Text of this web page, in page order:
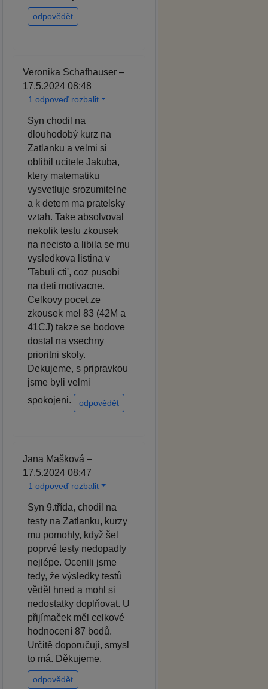
odpovědět
Veronika Schafhauser –
17.5.2024 08:48
1 odpoveď rozbalit
Syn chodil na
dlouhodobý kurz na
Zatlanku a velmi si
oblibil ucitele Jakuba,
ktery matematiku
vysvetluje srozumitelne
a k detem ma pratelsky
vztah. Take absolvoval
nekolik testu zkousek
na necisto a libila se mu
vysledkova listina v
'Tabuli cti', coz pusobi
na deti motivacne.
Celkovy pocet ze
zkousek mel 83 (42M a
41CJ) takze se bodove
dostal na vsechny
prioritni skoly.
Dekujeme, s pripravkou
jsme byli velmi
spokojeni.
odpovědět
Jana Mašková –
17.5.2024 08:47
1 odpoveď rozbalit
Syn 9.třída, chodil na
testy na Zatlanku, kurzy
mu pomohly, když šel
poprvé testy nedopadly
nejlépe. Ocenili jsme
tedy, že výsledky testů
věděl hned a mohl si
nedostatky doplňovat. U
přijímaček měl celkové
hodnocení 87 bodů.
Určitě doporučuji, smysl
to má. Děkujeme.
odpovědět